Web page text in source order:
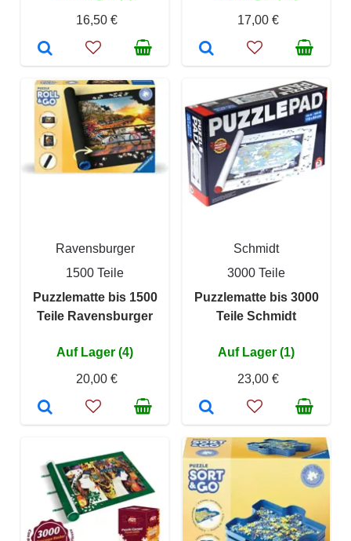
16,50 €
17,00 €
Ravensburger
1500 Teile
Puzzlematte bis 1500
Teile Ravensburger
Auf Lager (4)
20,00 €
Schmidt
3000 Teile
Puzzlematte bis 3000
Teile Schmidt
Auf Lager (1)
23,00 €